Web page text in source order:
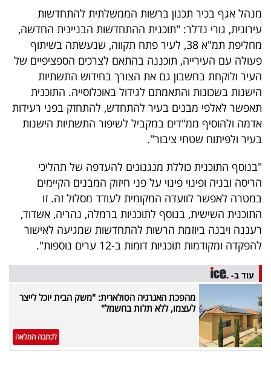
מנהל אגף בכיר תכנון ברשות הממשלתית להתחדשות
עירונית, גורי נדלר: "תוכנית ההתחדשות הבניינית החדשה,
מחליפת תמ"א 38, לעיר פתח תקווה, שנעשתה בשיתוף
פעולה עם העירייה, תוכננה בהתאם לצרכים הספציפיים של
העיר ולוקחת בחשבון גם את הצורך בחידוש התשתיות
הישנות בשכונות והתאמתם לגידול באוכלוסייה. התוכנית
תאפשר לאלפי מבנים בעיר להתחדש, להתחזק בפני רעידות
אדמה ולהוסיף ממ"דים במקביל לשיפור התשתיות הישנות
בעיר ולפיתוח שטחי ציבור".
"בנוסף התוכנית כוללת מנגנונים להעדפה של תהליכי
הריסה ובניה ופינוי פינוי על פני חיזוק המבנים הקיימים
במטרה לאפשר לוועדה המקומית לעודד מסלול זה. זו
התוכנית השישית, בנוסף לתוכניות ברמלה, נהריה, אשדוד,
רעננה ויבנה ביוזמת הרשות להתחדשות שמגיעה לאישור
להפקדה ומקודמות תוכניות דומות ב-12 ערים נוספות".
עוד ב-
מהפכת האנרגיה הסולארית: "משק הבית יוכל לייצר
לעצמו, ללא תלות בחשמל"
לכתבה המלאה